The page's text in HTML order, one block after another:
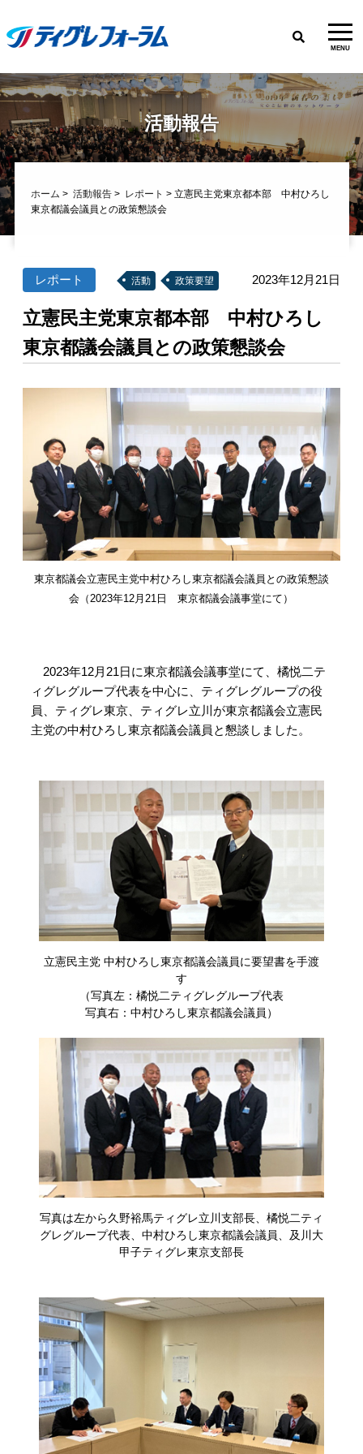
MENU
活動報告
ホーム > 活動報告> レポート > 立憲民主党東京都本部 中村ひろし
東京都議会議員との政策懇談会
レポート 活動 政策要望 2023年12月21日
立憲民主党東京都本部 中村ひろし
東京都議会議員との政策懇談会
東京都議会立憲民主党中村ひろし東京都議会議員との政策懇談
会（2023年12月21日 東京都議会議事堂にて）
2023年12月21日に東京都議会議事堂にて、橘悦二テ
ィグレグループ代表を中心に、ティグレグループの役
員、ティグレ東京、ティグレ立川が東京都議会立憲民
主党の中村ひろし東京都議会議員と懇談しました。
立憲民主党 中村ひろし東京都議会議員に要望書を手渡
す
（写真左：橘悦二ティグレグループ代表
写真右：中村ひろし東京都議会議員）
写真は左から久野裕馬ティグレ立川支部長、橘悦二ティ
グレグループ代表、中村ひろし東京都議会議員、及川大
甲子ティグレ東京支部長